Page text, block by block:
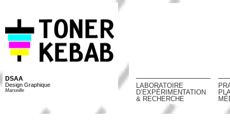
DSAA
Design Graphique
Marseille
LABORATOIRE
D’EXPÉRIMENTATION
& RECHERCHE